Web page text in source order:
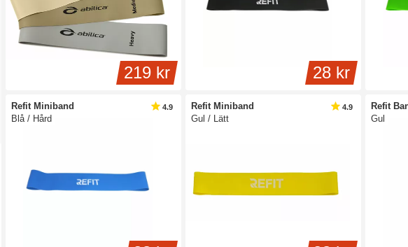
219 kr 28 kr
Refit Miniband
Blå / Hård
4.9
Refit Miniband
Gul / Lätt
4.9
Refit
Gul